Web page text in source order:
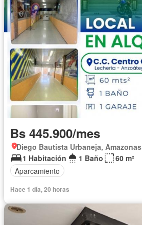
Bs 445.900/mes
Diego Bautista Urbaneja, Amazonas
1 Habitación
1 Baño
60 m²
Aparcamiento
Hace 1 día, 20 horas